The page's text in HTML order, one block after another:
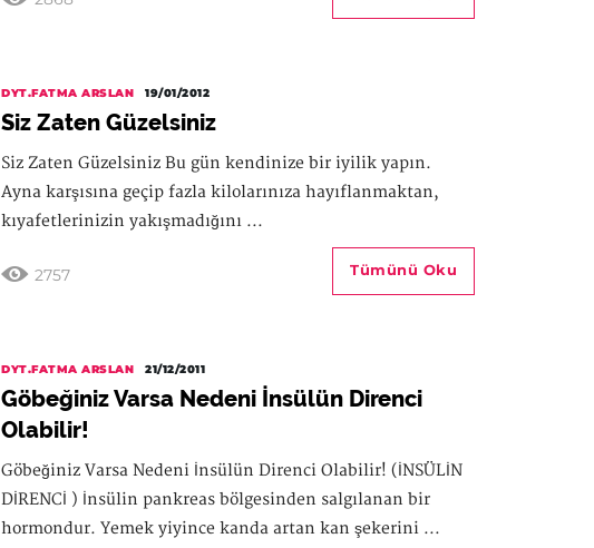
DYT.FATMA ARSLAN 19/01/2012
Siz Zaten Güzelsiniz
Siz Zaten Güzelsiniz Bu gün kendinize bir iyilik yapın.
Ayna karşısına geçip fazla kilolarınıza hayıflanmaktan,
kıyafetlerinizin yakışmadığını ...
2757 Tümünü Oku
DYT.FATMA ARSLAN 21/12/2011
Göbeğiniz Varsa Nedeni İnsülün Direnci
Olabilir!
Göbeğiniz Varsa Nedeni İnsülün Direnci Olabilir! (İNSÜLİN
DİRENCİ ) İnsülin pankreas bölgesinden salgılanan bir
hormondur. Yemek yiyince kanda artan kan şekerini ...